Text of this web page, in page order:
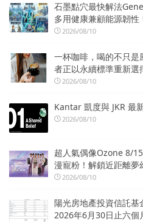
石墨點穴最快解法
多用健康兼顧能源韌
2026/08/10
一杯咖啡，喝的不只
者正以永續標準重新選
2026/08/10
Kantar 凱度與 JKR 最
2026/08/10
超人氣偶像Ozone 8/
漫寵粉！解鎖近距離夢
2026/08/10
陽光房地產投資信託基
2026年6月30日止六個